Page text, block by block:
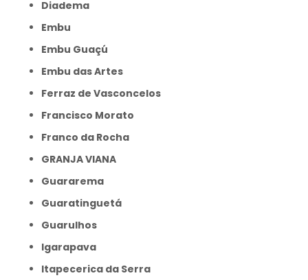
Diadema
Embu
Embu Guaçú
Embu das Artes
Ferraz de Vasconcelos
Francisco Morato
Franco da Rocha
GRANJA VIANA
Guararema
Guaratinguetá
Guarulhos
Igarapava
Itapecerica da Serra